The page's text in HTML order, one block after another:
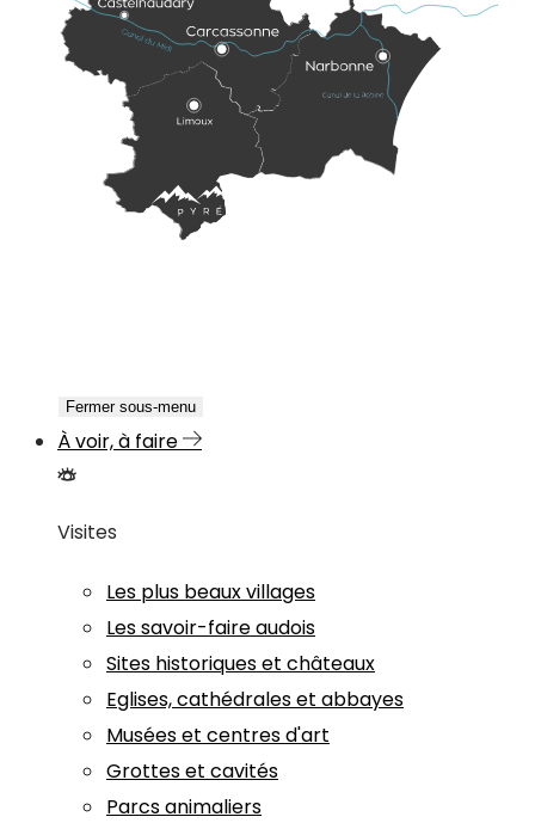
Fermer sous-menu
À voir, à faire
Visites
Les plus beaux villages
Les savoir-faire audois
Sites historiques et châteaux
Eglises, cathédrales et abbayes
Musées et centres d'art
Grottes et cavités
Parcs animaliers